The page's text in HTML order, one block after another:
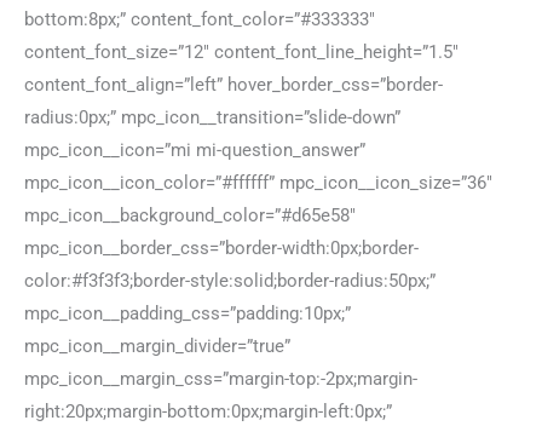
bottom:8px;” content_font_color=”#333333″
content_font_size=”12″ content_font_line_height=”1.5″
content_font_align=”left” hover_border_css=”border-
radius:0px;” mpc_icon__transition=”slide-down”
mpc_icon__icon=”mi mi-question_answer”
mpc_icon__icon_color=”#ffffff” mpc_icon__icon_size=”36″
mpc_icon__background_color=”#d65e58″
mpc_icon__border_css=”border-width:0px;border-
color:#f3f3f3;border-style:solid;border-radius:50px;”
mpc_icon__padding_css=”padding:10px;”
mpc_icon__margin_divider=”true”
mpc_icon__margin_css=”margin-top:-2px;margin-
right:20px;margin-bottom:0px;margin-left:0px;”